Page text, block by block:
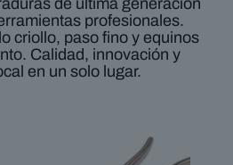
de última generación
profesionales.
criollo, paso fino y equinos
Calidad, innovación y
en un solo lugar.